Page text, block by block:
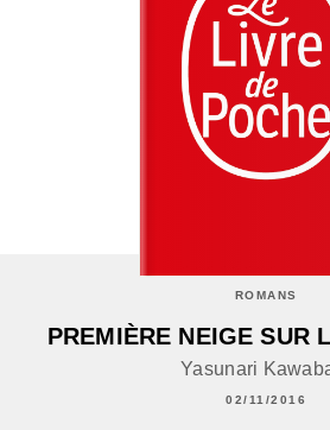
ROMANS
PREMIÈRE NEIGE SUR
Yasunari
02/11/2016